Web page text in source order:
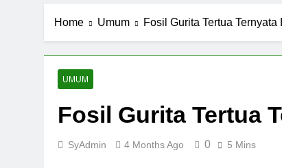
Home Umum Fosil Gurita Tertua Ternyata
UMUM
Fosil Gurita Tertua
SyAdmin 4 Months Ago 0 5 Mins